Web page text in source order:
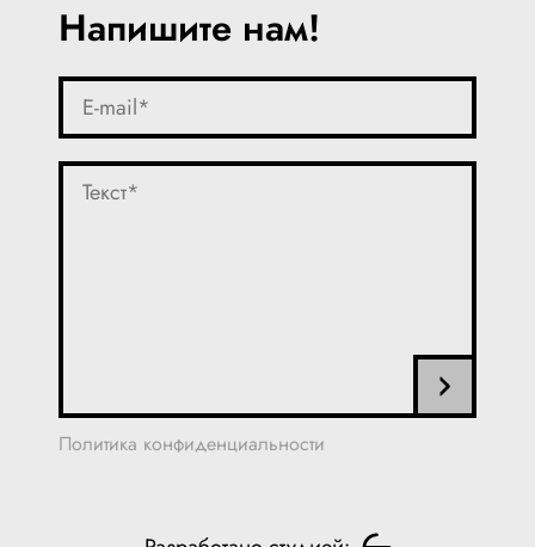
Напишите нам!
Политика конфиденциальности